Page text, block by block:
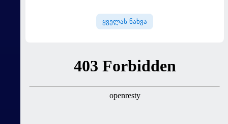
გამარჯვებით დაიწყო
ყველას ნახვა